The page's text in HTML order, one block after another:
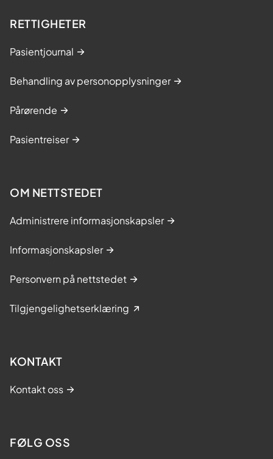
RETTIGHETER
Pasientjournal
Behandling av personopplysninger
Pårørende
Pasientreiser
OM NETTSTEDET
Administrere informasjonskapsler
Informasjonskapsler
Personvern på nettstedet
Tilgjengelighetserklæring
KONTAKT
Kontakt oss
FØLG OSS